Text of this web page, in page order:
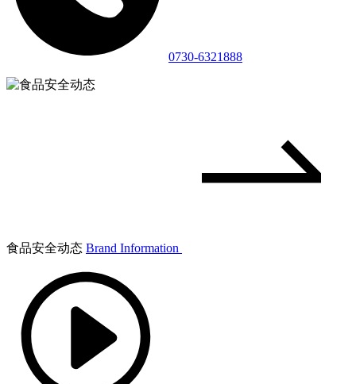
0730-6321888
食品安全动态 Brand Information